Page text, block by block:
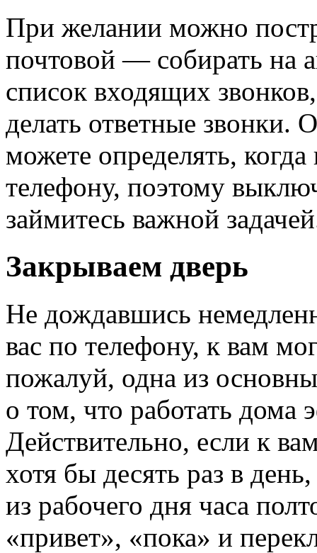
При желании можно
почтовой — собирать на
список входящих
делать ответные
можете определять, когда
телефону, поэтому
займитесь важной
Закрываем дверь
Не дождавшись
вас по телефону, к вам
пожалуй, одна из
о том, что работать дома
Действительно, если к
хотя бы десять раз в
из рабочего дня часа
«привет», «пока» и